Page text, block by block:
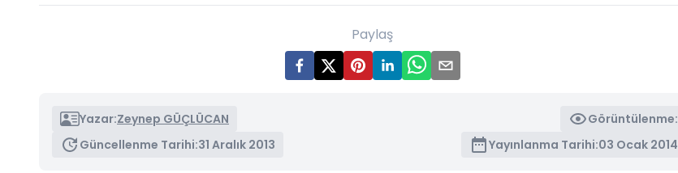
Paylaş
Yazar:Zeynep GÜÇLÜCAN
Görüntülenme:
Güncellenme Tarihi:31 Aralık 2013 Yayınlanma Tarihi:03 Ocak 2014